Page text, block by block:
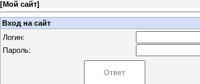
[Мой сайт]
Вход на сайт
Логин:
Пароль: